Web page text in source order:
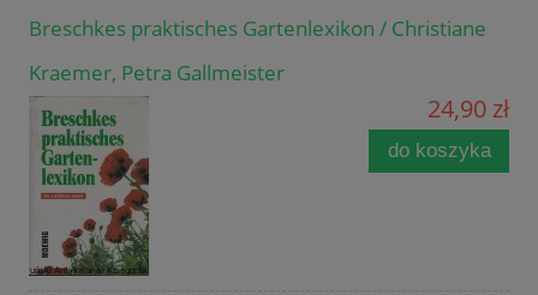
Breschkes praktisches Gartenlexikon / Christiane
Kraemer, Petra Gallmeister
24,90 zł
do koszyka